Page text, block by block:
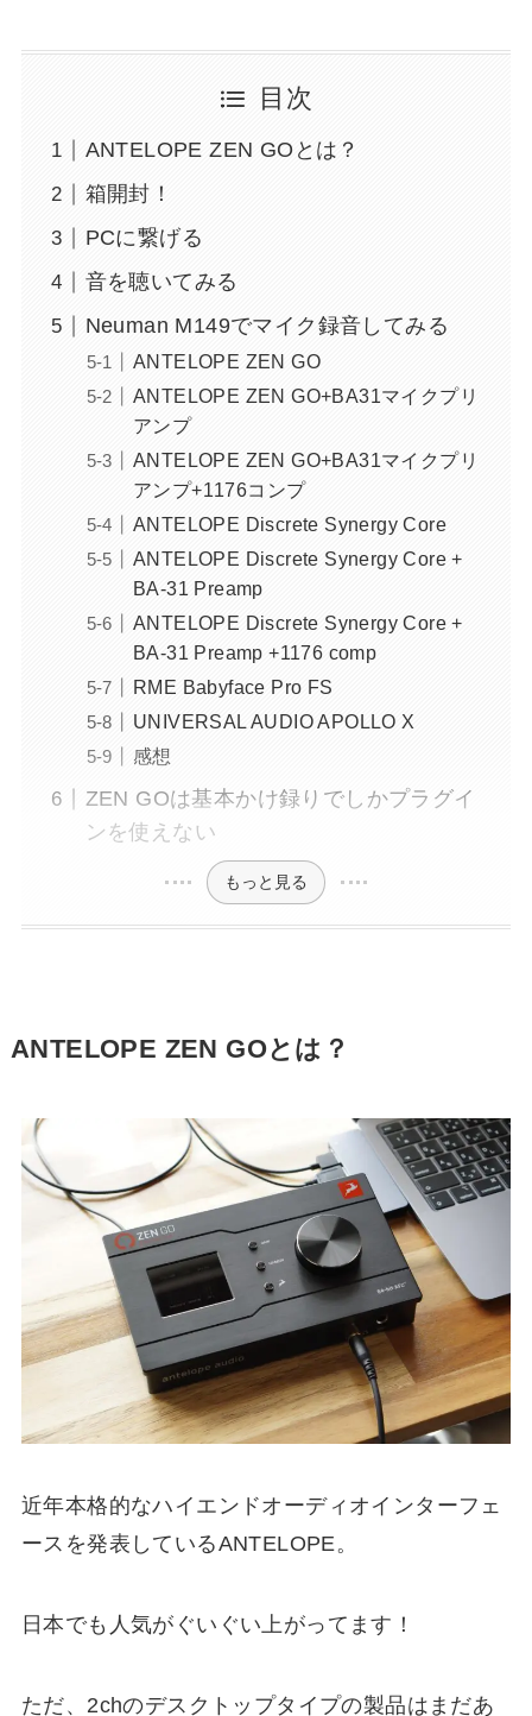
目次
ANTELOPE ZEN GOとは？
箱開封！
PCに繋げる
音を聴いてみる
Neuman M149でマイク録音してみる
ANTELOPE ZEN GO
ANTELOPE ZEN GO+BA31マイクプリ
アンプ
ANTELOPE ZEN GO+BA31マイクプリ
アンプ+1176コンプ
ANTELOPE Discrete Synergy Core
ANTELOPE Discrete Synergy Core +
BA-31 Preamp
ANTELOPE Discrete Synergy Core +
BA-31 Preamp +1176 comp
RME Babyface Pro FS
UNIVERSAL AUDIO APOLLO X
感想
ZEN GOは基本かけ録りでしかプラグイ
ンを使えない
もっと見る
ANTELOPE ZEN GOとは？
近年本格的なハイエンドオーディオインターフェ
ースを発表しているANTELOPE。
日本でも人気がぐいぐい上がってます！
ただ、2chのデスクトップタイプの製品はまだあ